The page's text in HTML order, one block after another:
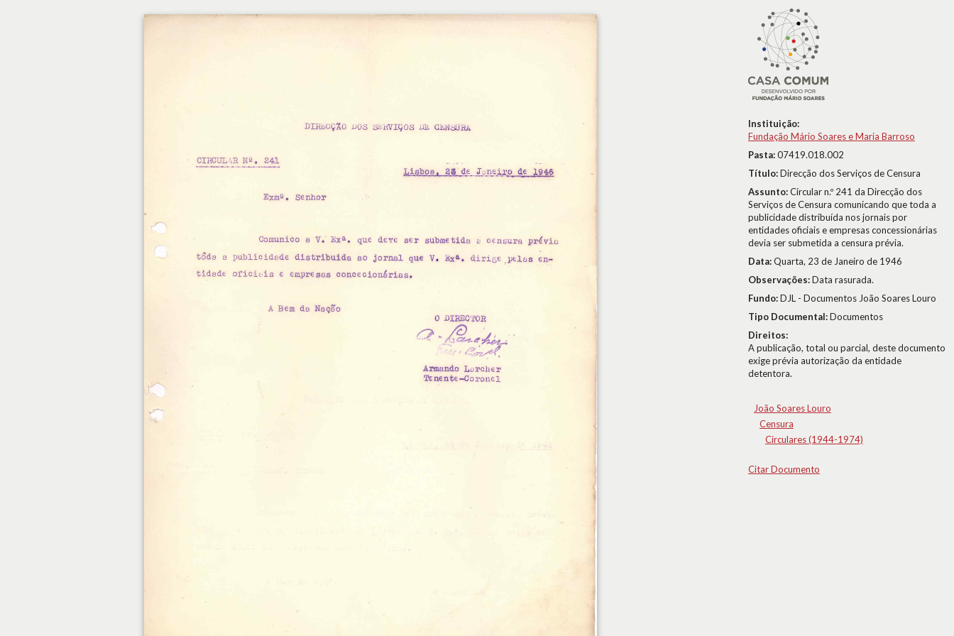
Instituição:
Fundação Mário Soares e Maria Barroso
Pasta:07419.018.002
Título:Direcção dos Serviços de Censura
Assunto:Circular n.º 241 da Direcção dos
Serviços de Censura comunicando que toda a
publicidade distribuída nos jornais por
entidades oficiais e empresas concessionárias
devia ser submetida a censura prévia.
Data:Quarta, 23 de Janeiro de 1946
Observações:Data rasurada.
Fundo:DJL - Documentos João Soares Louro
Tipo Documental:Documentos
Direitos:
A publicação, total ou parcial, deste documento
exige prévia autorização da entidade
detentora.
João Soares Louro
Censura
Circulares (1944-1974)
Citar Documento